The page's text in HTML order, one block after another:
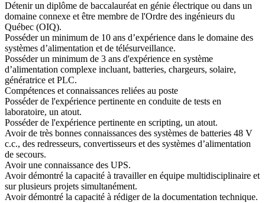
Détenir un diplôme de baccalauréat en génie électrique ou dans un
domaine connexe et être membre de l'Ordre des ingénieurs du
Québec (OIQ).
Posséder un minimum de 10 ans d’expérience dans le domaine des
systèmes d’alimentation et de télésurveillance.
Posséder un minimum de 3 ans d'expérience en système
d’alimentation complexe incluant, batteries, chargeurs, solaire,
génératrice et PLC.
Compétences et connaissances reliées au poste
Posséder de l'expérience pertinente en conduite de tests en
laboratoire, un atout.
Posséder de l'expérience pertinente en scripting, un atout.
Avoir de très bonnes connaissances des systèmes de batteries 48 V
c.c., des redresseurs, convertisseurs et des systèmes d’alimentation
de secours.
Avoir une connaissance des UPS.
Avoir démontré la capacité à travailler en équipe multidisciplinaire et
sur plusieurs projets simultanément.
Avoir démontré la capacité à rédiger de la documentation technique.